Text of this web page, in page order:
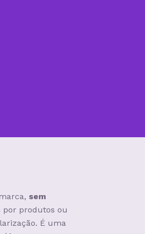
sem
por produtos ou
É uma